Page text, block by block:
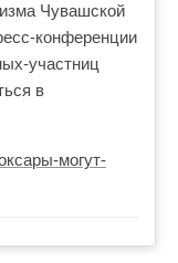
Чувашской
конференции
участниц
в
могут-